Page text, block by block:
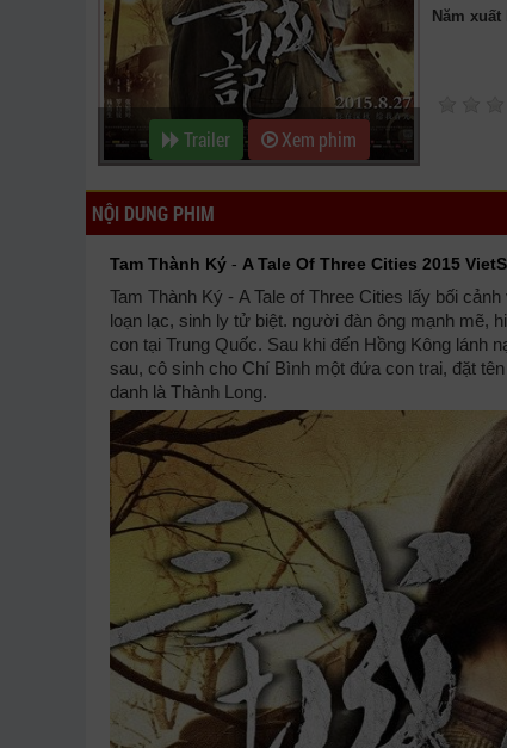
Trailer Xem phim
Năm xuất
NỘI DUNG PHIM
Tam Thành Ký - A Tale Of Three Cities 2015
Tam Thành Ký - A Tale of Three Cities lấy bối
loạn lạc, sinh ly tử biệt. người đàn ông mạnh mẽ,
con tại Trung Quốc. Sau khi đến Hồng Kông lánh
sau, cô sinh cho Chí Bình một đứa con trai, đặt
danh là Thành Long.